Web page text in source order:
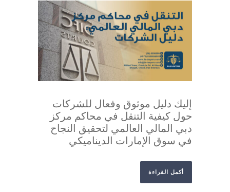
إليك دليل موثوق وفعال للشركات
حول كيفية التنقل في محاكم مركز
دبي المالي العالمي لتحقيق النجاح
في سوق الإمارات الديناميكي
أكمل القراءة